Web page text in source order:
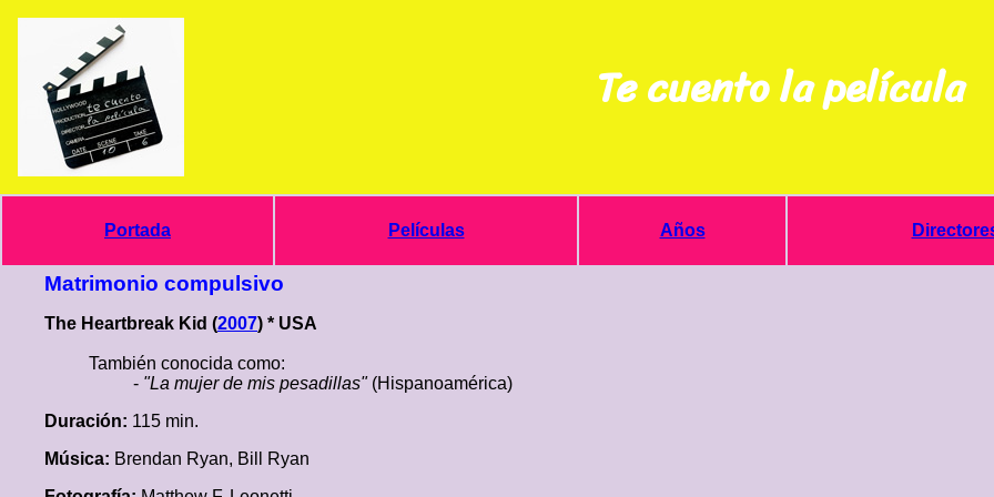
Te cuento la película
Portada Películas Años
Matrimonio compulsivo
The Heartbreak Kid (2007) * USA
También conocida como:
- "La mujer de mis pesadillas"(Hispanoamérica)
Duración: 115 min.
Música: Brendan Ryan, Bill Ryan